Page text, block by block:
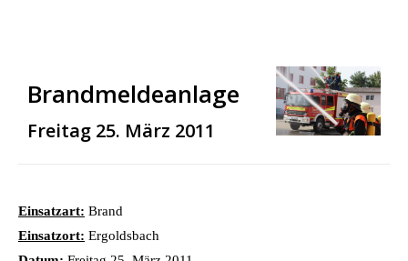
Brandmeldeanlage
Freitag 25. März 2011
Einsatzart: Brand
Einsatzort: Ergoldsbach